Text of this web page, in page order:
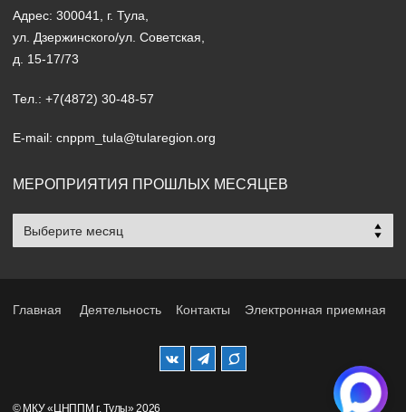
Адрес: 300041, г. Тула,
ул. Дзержинского/ул. Советская,
д. 15-17/73
Тел.: +7(4872) 30-48-57
E-mail: cnppm_tula@tularegion.org
МЕРОПРИЯТИЯ ПРОШЛЫХ МЕСЯЦЕВ
Мероприятия
прошлых
Главная Деятельность Контакты Электронная приемная
© МКУ «ЦНППМ г. Тулы» 2026